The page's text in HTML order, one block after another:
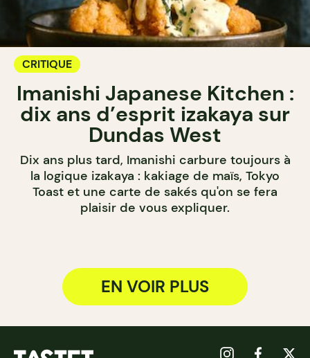
CRITIQUE
Imanishi Japanese Kitchen :
dix ans d’esprit izakaya sur
Dundas West
Dix ans plus tard, Imanishi carbure toujours à
la logique izakaya : kakiage de maïs, Tokyo
Toast et une carte de sakés qu'on se fera
plaisir de vous expliquer.
EN VOIR PLUS